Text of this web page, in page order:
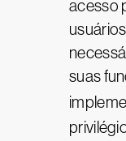
acesso
suas